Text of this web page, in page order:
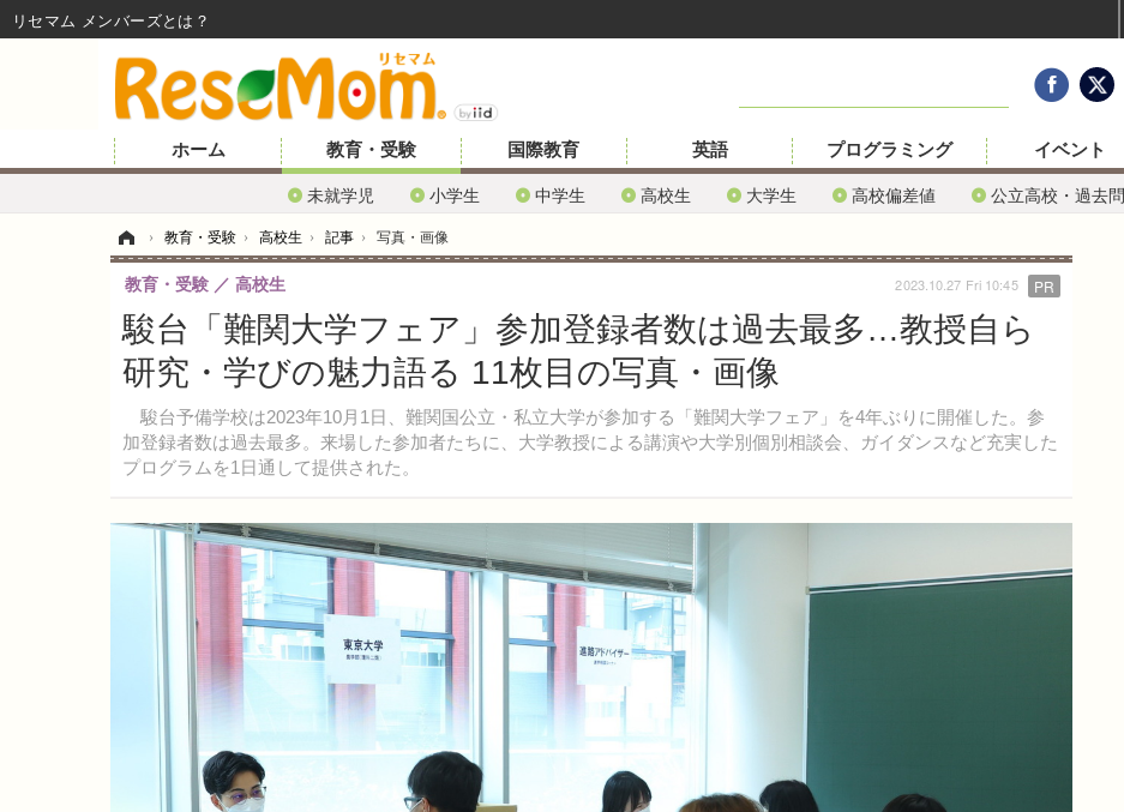
ホーム 教育・受験
未就学児 小学生 中学生 高校生 大学生 高校偏差値 公立高校・過去問
国際教育 英語 プログラミング イベント
› 教育・受験 › 高校生 › 記事 › 写真・画像
駿台「難関大学フェア」参加登録者数は過去最多…教授自ら
研究・学びの魅力語る 11枚目の写真・画像
駿台予備学校は2023年10月1日、難関国公立・私立大学が参加する「難関大学フェア」を4年ぶりに開催した。参
加登録者数は過去最多。来場した参加者たちに、大学教授による講演や大学別個別相談会、ガイダンスなど充実した
プログラムを1日通して提供された。
教育・受験 高校生 2023.10.27 Fri 10:45 PR
リセマム メンバーズ